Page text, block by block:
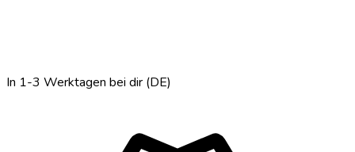
In 1-3 Werktagen bei dir (DE)